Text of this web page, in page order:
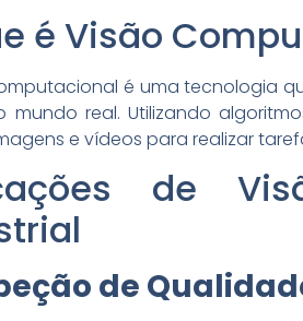
é Visão
é uma tecnologia
mundo real. Utilizando
e vídeos para realizar
de
de